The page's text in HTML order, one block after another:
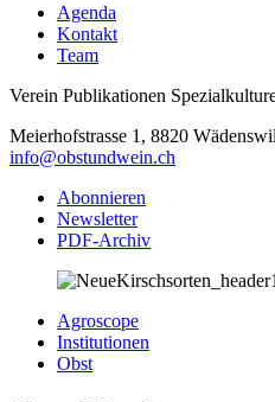
Agenda
Kontakt
Team
Verein Publikationen
Meierhofstrasse 1, 8820
info@obstundwein.ch
Abonnieren
Newsletter
PDF-Archiv
Agroscope
Institutionen
Obst